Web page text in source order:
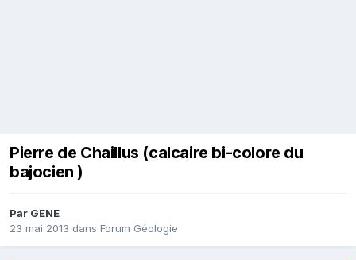
Pierre de Chaillus (calcaire bi-colore du
bajocien )
Par GENE
23 mai 2013 dans Forum Géologie